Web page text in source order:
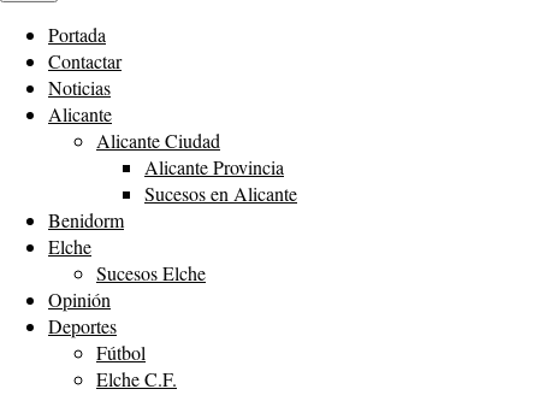
Portada
Contactar
Noticias
Alicante
Alicante Ciudad
Alicante Provincia
Sucesos en Alicante
Benidorm
Elche
Sucesos Elche
Opinión
Deportes
Fútbol
Elche C.F.